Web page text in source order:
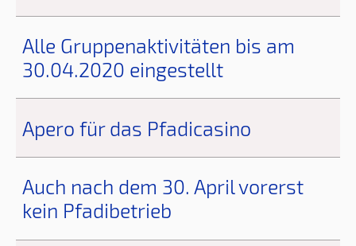
Alle Gruppenaktivitäten bis am
30.04.2020 eingestellt
Apero für das Pfadicasino
Auch nach dem 30. April vorerst
kein Pfadibetrieb